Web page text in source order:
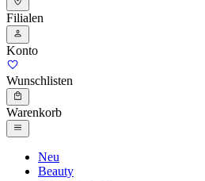
Filialen
Konto
Wunschlisten
Warenkorb
Neu
Beauty